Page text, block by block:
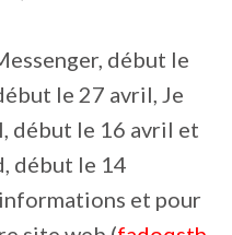
début le
le 27 avril, Je
début le 16 avril et
début le 14
et pour